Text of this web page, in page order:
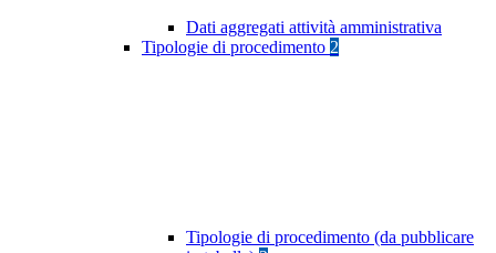
Dati aggregati attività amministrativa
Tipologie di procedimento 2
Tipologie di procedimento (da pubblicare